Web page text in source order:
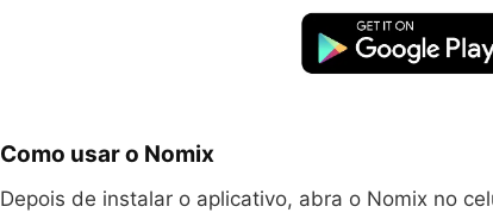
Como usar o Nomix
Depois de instalar o aplicativo, abra o Nomix no